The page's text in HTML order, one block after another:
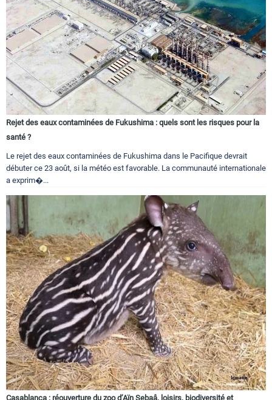
Rejet des eaux contaminées de Fukushima : quels sont les risques pour la
santé ?
Le rejet des eaux contaminées de Fukushima dans le Pacifique devrait
débuter ce 23 août, si la météo est favorable. La communauté internationale
a exprim�...
Casablanca : réouverture du zoo d’Aïn Sebaâ, loisirs, biodiversité et